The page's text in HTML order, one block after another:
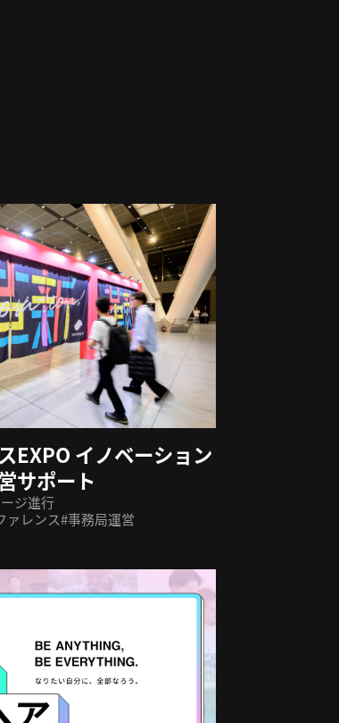
EXPO イノベーション
サポート
ジ進行
ァレンス 事務局運営